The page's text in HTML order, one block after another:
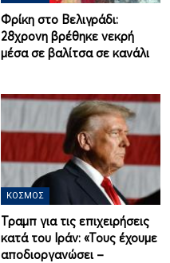
Φρίκη στο Βελιγράδι:
28χρονη βρέθηκε νεκρή
μέσα σε βαλίτσα σε κανάλι
ΚΌΣΜΟΣ
Τραμπ για τις επιχειρήσεις
κατά του Ιράν: «Τους έχουμε
αποδιοργανώσει –